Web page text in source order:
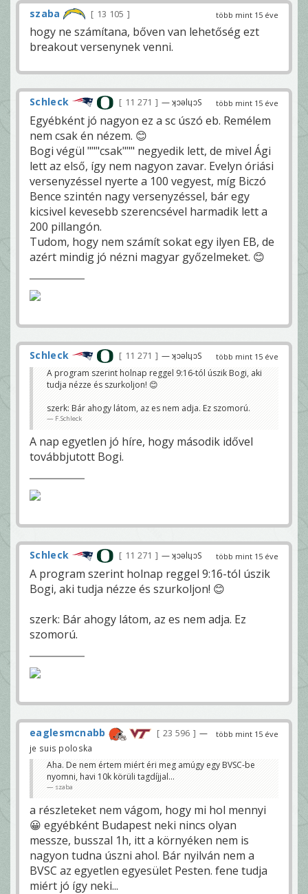
több mint 15 éve
szaba 13 105
hogy ne számítana, bőven van lehetőség ezt
breakout versenynek venni.
több mint 15 éve
Schleck 11 271 — ʞɔǝlɥɔS
Egyébként jó nagyon ez a sc úszó eb. Remélem
nem csak én nézem. 😊
Bogi végül """csak""" negyedik lett, de mivel Ági
lett az első, így nem nagyon zavar. Evelyn óriási
versenyzéssel nyerte a 100 vegyest, míg Biczó
Bence szintén nagy versenyzéssel, bár egy
kicsivel kevesebb szerencsével harmadik lett a
200 pillangón.
Tudom, hogy nem számít sokat egy ilyen EB, de
azért mindig jó nézni magyar győzelmeket. 😊
több mint 15 éve
Schleck 11 271 — ʞɔǝlɥɔS
A program szerint holnap reggel 9:16-tól úszik Bogi, aki
tudja nézze és szurkoljon! 😊
szerk: Bár ahogy látom, az es nem adja. Ez szomorú.
F.Schleck
A nap egyetlen jó híre, hogy második idővel
továbbjutott Bogi.
több mint 15 éve
Schleck 11 271 — ʞɔǝlɥɔS
A program szerint holnap reggel 9:16-tól úszik
Bogi, aki tudja nézze és szurkoljon! 😊
szerk: Bár ahogy látom, az es nem adja. Ez
szomorú.
több mint 15 éve
eaglesmcnabb 23 596
—
je suis poloska
Aha. De nem értem miért éri meg amúgy egy BVSC-be
nyomni, havi 10k körüli tagdíjjal...
szaba
a részleteket nem vágom, hogy mi hol mennyi
😀 egyébként Budapest neki nincs olyan
messze, busszal 1h, itt a környéken nem is
nagyon tudna úszni ahol. Bár nyilván nem a
BVSC az egyetlen egyesület Pesten. fene tudja
miért jó így neki...